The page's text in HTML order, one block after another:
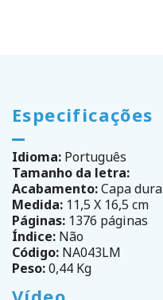
Especificações
Idioma: Português
Tamanho da letra:
Acabamento:Capa dura
Medida: 11,5 X 16,5 cm
Páginas: 1376 páginas
Índice: Não
Código: NA043LM
Peso:0,44 Kg